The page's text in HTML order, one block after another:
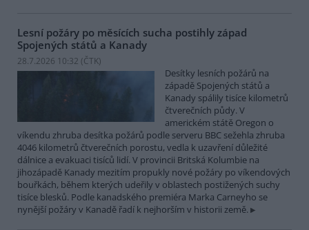
Lesní požáry po měsících sucha postihly západ
Spojených států a Kanady
28.7.2026 10:32 (ČTK)
Desítky lesních požárů na
západě Spojených států a
Kanady spálily tisíce kilometrů
čtverečních půdy. V
americkém státě Oregon o
víkendu zhruba desítka požárů podle serveru BBC sežehla zhruba
4046 kilometrů čtverečních porostu, vedla k uzavření důležité
dálnice a evakuaci tisíců lidí. V provincii Britská Kolumbie na
jihozápadě Kanady mezitím propukly nové požáry po víkendových
bouřkách, během kterých udeřily v oblastech postižených suchy
tisíce blesků. Podle kanadského premiéra Marka Carneyho se
nynější požáry v Kanadě řadí k nejhorším v historii země.